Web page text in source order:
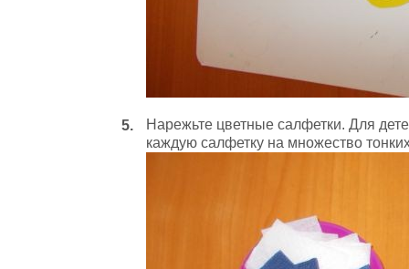
Нарежьте цветные салфетки. Для
каждую салфетку на множество